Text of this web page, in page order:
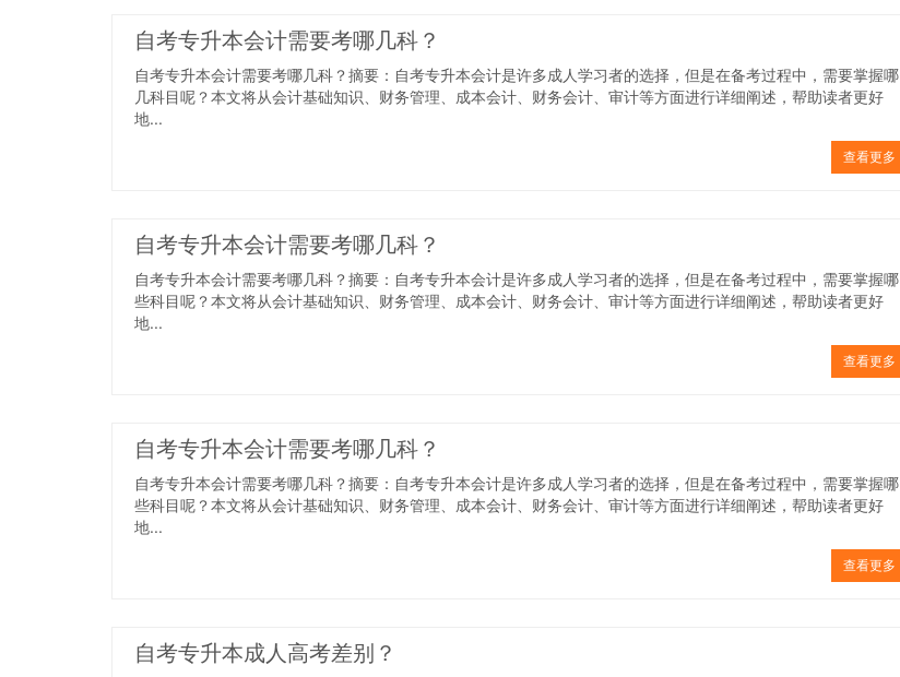
自考专升本会计需要考哪几科？
自考专升本会计需要考哪几科？摘要：自考专升本会计是许多成人学习者的选择，但是在备考过程中，需要掌握哪
几科目呢？本文将从会计基础知识、财务管理、成本会计、财务会计、审计等方面进行详细阐述，帮助读者更好
地...
查看更多
自考专升本会计需要考哪几科？
自考专升本会计需要考哪几科？摘要：自考专升本会计是许多成人学习者的选择，但是在备考过程中，需要掌握哪
些科目呢？本文将从会计基础知识、财务管理、成本会计、财务会计、审计等方面进行详细阐述，帮助读者更好
地...
查看更多
自考专升本会计需要考哪几科？
自考专升本会计需要考哪几科？摘要：自考专升本会计是许多成人学习者的选择，但是在备考过程中，需要掌握哪
些科目呢？本文将从会计基础知识、财务管理、成本会计、财务会计、审计等方面进行详细阐述，帮助读者更好
地...
查看更多
自考专升本成人高考差别？